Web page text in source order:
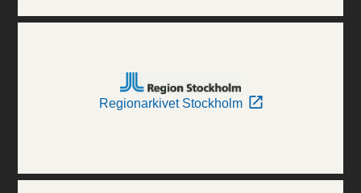
Regionarkivet Stockholm